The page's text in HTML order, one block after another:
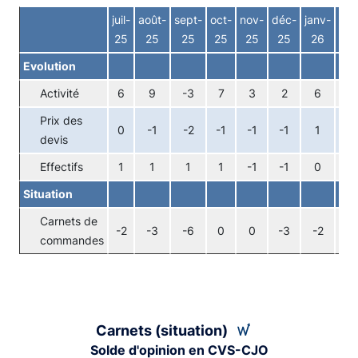
End of interactive chart.
juil-
25
août-
25
sept-
25
oct-
25
nov-
25
déc-
25
janv-
26
Evolution
Activité 6 9 -3 7 3 2 6
Prix des
devis
0 -1 -2 -1 -1 -1 1
Effectifs 1 1 1 1 -1 -1 0
Situation
Carnets de
commandes
-2 -3 -6 0 0 -3 -2
Carnets (situation)
Solde d'opinion en CVS-CJO